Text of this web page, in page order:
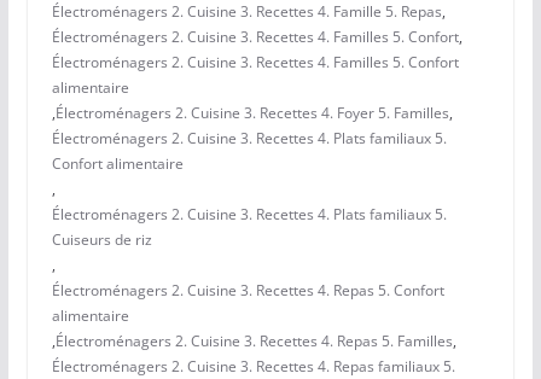
Électroménagers 2. Cuisine 3. Recettes 4. Famille 5. Repas,
Électroménagers 2. Cuisine 3. Recettes 4. Familles 5. Confort,
Électroménagers 2. Cuisine 3. Recettes 4. Familles 5. Confort
alimentaire
,Électroménagers 2. Cuisine 3. Recettes 4. Foyer 5. Familles,
Électroménagers 2. Cuisine 3. Recettes 4. Plats familiaux 5.
Confort alimentaire
,
Électroménagers 2. Cuisine 3. Recettes 4. Plats familiaux 5.
Cuiseurs de riz
,
Électroménagers 2. Cuisine 3. Recettes 4. Repas 5. Confort
alimentaire
,Électroménagers 2. Cuisine 3. Recettes 4. Repas 5. Familles,
Électroménagers 2. Cuisine 3. Recettes 4. Repas familiaux 5.